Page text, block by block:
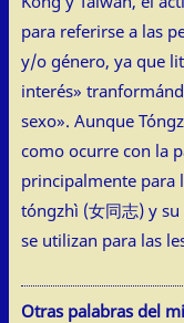
para referirse a las
y/o género, ya que
interés»
sexo». Aunque
como ocurre con la
principalmente para
tóngzhì (女同志) y
se utilizan para las
Otras palabras del